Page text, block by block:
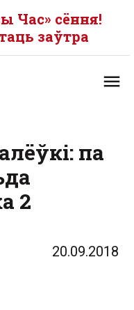
Час» сёння!
заўтра
па
2
20.09.2018